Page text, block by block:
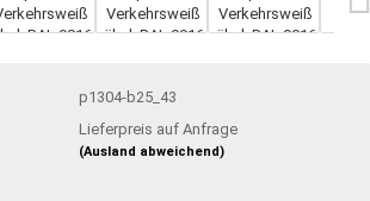
p1304-b25_43
Lieferpreis auf Anfrage
(Ausland abweichend)